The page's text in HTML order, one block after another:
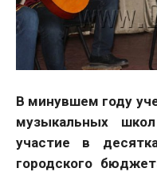
В минувшем году
музыкальных
участие в
городского